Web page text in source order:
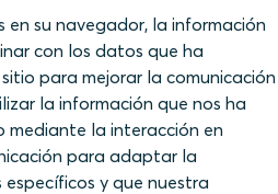
en su navegador, la información
con los datos que ha
para mejorar la comunicación
la información que nos ha
la interacción en
para adaptar la
y que nuestra